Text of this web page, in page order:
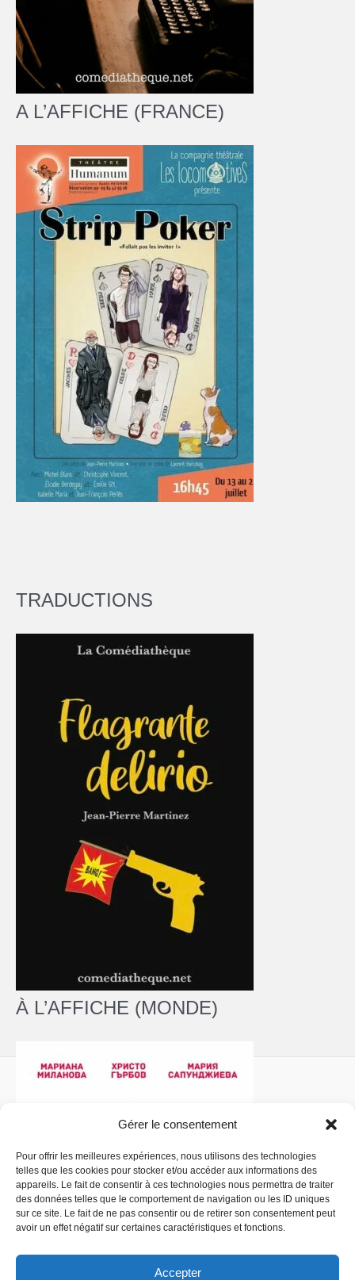
Gérer le consentement
Pour offrir les meilleures expériences, nous utilisons des technologies
telles que les cookies pour stocker et/ou accéder aux informations des
appareils. Le fait de consentir à ces technologies nous permettra de traiter
des données telles que le comportement de navigation ou les ID uniques
sur ce site. Le fait de ne pas consentir ou de retirer son consentement peut
avoir un effet négatif sur certaines caractéristiques et fonctions.
Accepter
A L’AFFICHE (FRANCE)
TRADUCTIONS
À L’AFFICHE (MONDE)
Politique de confidentialité - Copyright © 2026 La
Comédiathèque